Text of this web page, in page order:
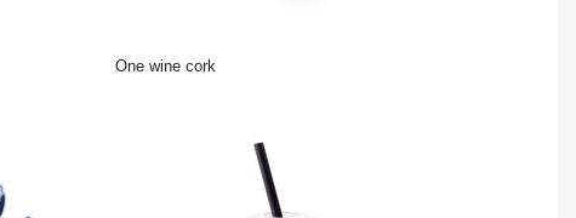
One wine cork